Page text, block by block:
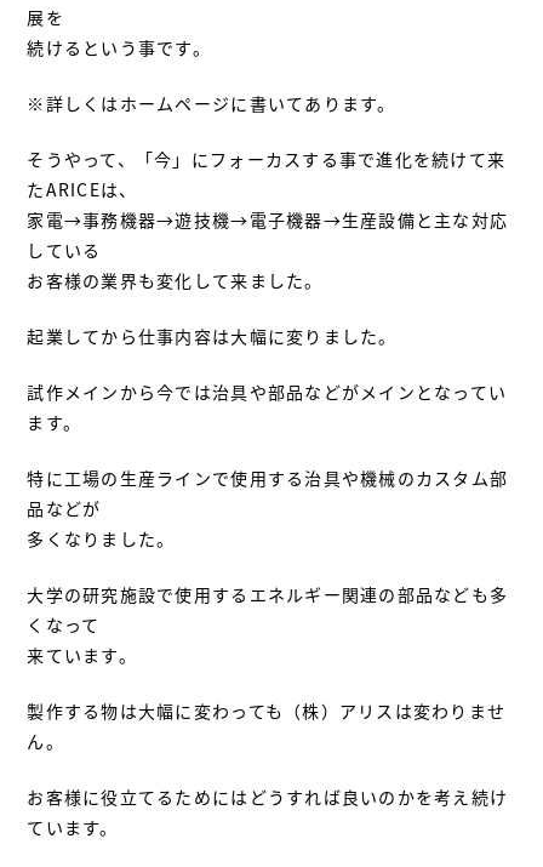
展を
続けるという事です。
※詳しくはホームページに書いてあります。
そうやって、「今」にフォーカスする事で進化を続けて来
たARICEは、
家電→事務機器→遊技機→電子機器→生産設備と主な対応
している
お客様の業界も変化して来ました。
起業してから仕事内容は大幅に変りました。
試作メインから今では治具や部品などがメインとなってい
ます。
特に工場の生産ラインで使用する治具や機械のカスタム部
品などが
多くなりました。
大学の研究施設で使用するエネルギー関連の部品なども多
くなって
来ています。
製作する物は大幅に変わっても（株）アリスは変わりませ
ん。
お客様に役立てるためにはどうすれば良いのかを考え続け
ています。